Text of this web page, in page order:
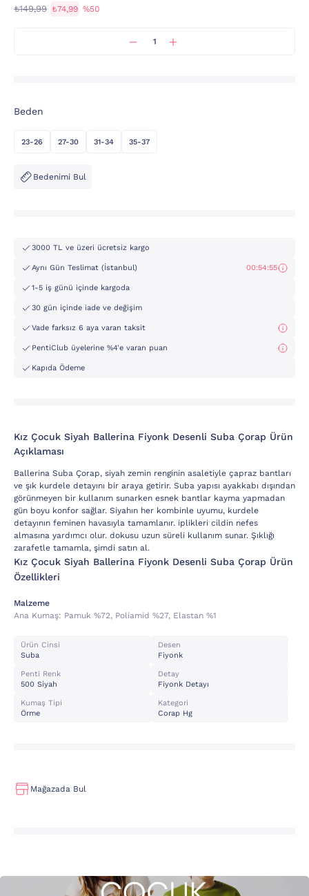
₺149,99 ₺74,99 %50
Beden
23-26 27-30 31-34 35-37
Bedenimi Bul
3000 TL ve üzeri ücretsiz kargo
Aynı Gün Teslimat (İstanbul) 00:54:55
1-5 iş günü içinde kargoda
30 gün içinde iade ve değişim
Vade farksız 6 aya varan taksit
PentiClub üyelerine %4'e varan puan
Kapıda Ödeme
Kız Çocuk Siyah Ballerina Fiyonk Desenli Suba Çorap Ürün
Açıklaması
Ballerina Suba Çorap, siyah zemin renginin asaletiyle çapraz bantları
ve şık kurdele detayını bir araya getirir. Suba yapısı ayakkabı dışından
görünmeyen bir kullanım sunarken esnek bantlar kayma yapmadan
gün boyu konfor sağlar. Siyahın her kombinle uyumu, kurdele
detayının feminen havasıyla tamamlanır. iplikleri cildin nefes
almasına yardımcı olur. dokusu uzun süreli kullanım sunar. Şıklığı
zarafetle tamamla, şimdi satın al.
Kız Çocuk Siyah Ballerina Fiyonk Desenli Suba Çorap Ürün
Özellikleri
Malzeme
Ana Kumaş: Pamuk %72, Poli̇ami̇d %27, Elastan %1
Ürün Cinsi
Suba
Desen
Fiyonk
Penti Renk
500 Siyah
Detay
Fiyonk Detayı
Kumaş Tipi
Örme
Kategori
Corap Hg
Mağazada Bul